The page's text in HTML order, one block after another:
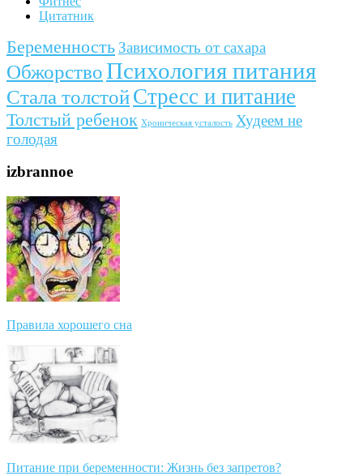
Цитатник
Беременность Зависимость от сахара
ОбжорствоПсихология питания
Стала толстойСтресс и питание
Толстый ребенок Хроническая усталость Худеем не
голодая
izbrannoe
Правила хорошего сна
Питание при беременности: Жизнь без запретов?